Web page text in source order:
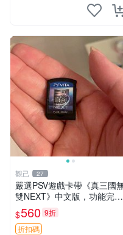
觀己 27
嚴選PSV遊戲卡帶《真三國
雙NEXT》中文版，功能完好
插拔順暢 真三國無雙 獨立遊
玩 卡帶 游戲
$560 9折
折扣碼